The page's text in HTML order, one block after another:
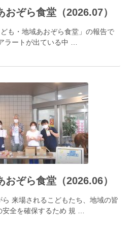
ぞら食堂（2026.07）
も・地域あおぞら食堂」の報告で
ートが出ている中 …
ぞら食堂（2026.06）
来場されるこどもたち、地域の皆
全を確保するため 規 …